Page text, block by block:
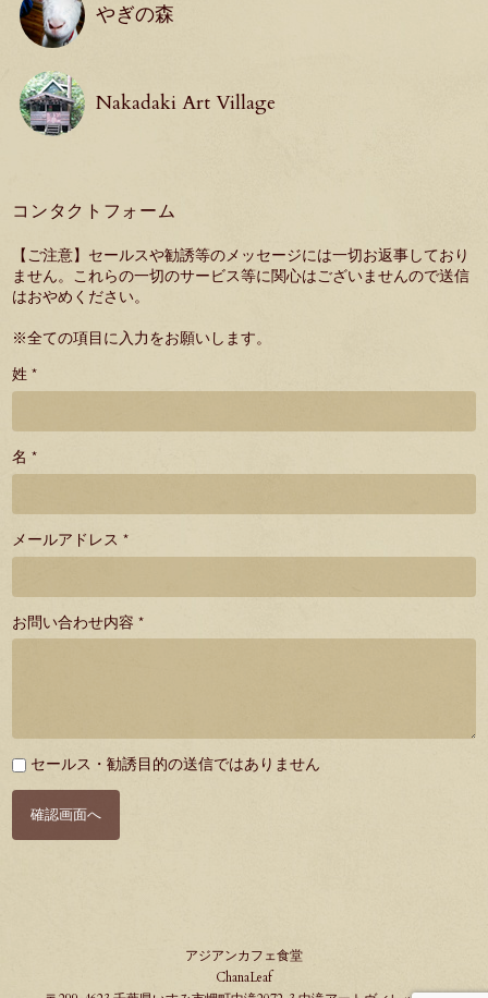
やぎの森
Nakadaki Art Village
コンタクトフォーム
【ご注意】セールスや勧誘等のメッセージには一切お返事しており
ません。これらの一切のサービス等に関心はございませんので送信
はおやめください。
※全ての項目に入力をお願いします。
姓 *
名 *
メールアドレス *
お問い合わせ内容 *
必 セールス・勧誘目的の送信ではありません
確認画面へ
アジアンカフェ食堂
ChanaLeaf